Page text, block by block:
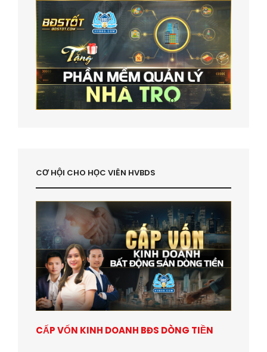
CƠ HỘI CHO HỌC VIÊN HVBDS
CẤP VỐN KINH DOANH BĐS DÒNG TIỀN